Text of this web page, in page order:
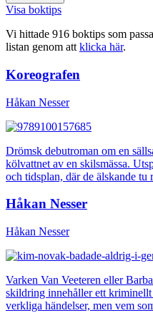
Visa boktips
Vi hittade 916 boktips som
listan genom att klicka här.
Koreografen
Håkan Nesser
Drömsk debutroman om en
kölvattnet av en skilsmässa.
och tidsplan, där de älskande
Håkan Nesser
Håkan Nesser
Varken Van Veeteren eller
skildring innehåller ett
verkliga händelser, men vem